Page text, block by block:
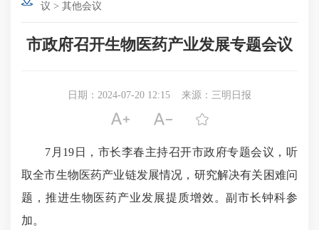
议 > 其他会议
市政府召开生物医药产业发展专题会议
日期：2024-07-20 12:15 来源：三明日报
  
7月19日，市长李春主持召开市政府专题会议，听
取全市生物医药产业链发展情况，研究解决有关困难问
题，推进生物医药产业发展提质增效。副市长钟科参
加。